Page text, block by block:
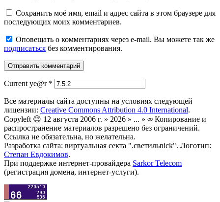
Сохранить моё имя, email и адрес сайта в этом браузере для
последующих моих комментариев.
Оповещать о комментариях через e-mail. Вы можете так же
подписаться без комментирования.
Current ye@r *
Все материалы сайта доступны на условиях следующей
лицензии: Creative Commons Attribution 4.0 International.
Copyleft 😉 12 августа 2006 г. » 2026 » ... » ∞ Копирование и
распространение материалов разрешено без ограничений.
Ссылка не обязательна, но желательна.
Разработка сайта: виртуальная секта ".светильnick". Логотип:
Степан Евдокимов.
При поддержке интернет-провайдера Sarkor Telecom
(регистрация домена, интернет-услуги).